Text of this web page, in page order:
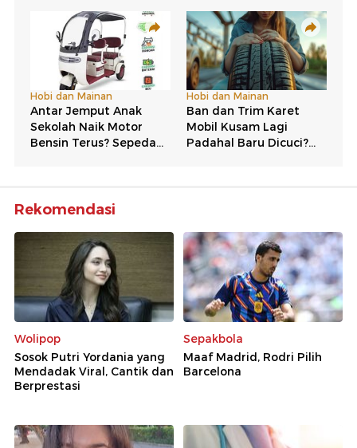
Rekomendasi
Wolipop
Sosok Putri Yordania yang
Mendadak Viral, Cantik dan
Berprestasi
Sepakbola
Maaf Madrid, Rodri Pilih
Barcelona